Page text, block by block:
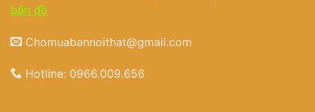
bản đồ
Chomuabannoithat@gmail.com
Hotline: 0966.009.656